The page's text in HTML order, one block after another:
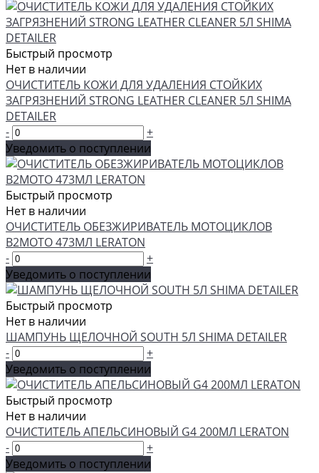
Быстрый просмотр
Нет в наличии
ОЧИСТИТЕЛЬ КОЖИ ДЛЯ УДАЛЕНИЯ СТОЙКИХ
ЗАГРЯЗНЕНИЙ STRONG LEATHER CLEANER 5Л SHIMA
DETAILER
-
+
Уведомить о поступлении
Быстрый просмотр
Нет в наличии
ОЧИСТИТЕЛЬ ОБЕЗЖИРИВАТЕЛЬ МОТОЦИКЛОВ
B2MOTO 473МЛ LERATON
-
+
Уведомить о поступлении
Быстрый просмотр
Нет в наличии
ШАМПУНЬ ЩЕЛОЧНОЙ SOUTH 5Л SHIMA DETAILER
-
+
Уведомить о поступлении
Быстрый просмотр
Нет в наличии
ОЧИСТИТЕЛЬ АПЕЛЬСИНОВЫЙ G4 200МЛ LERATON
-
+
Уведомить о поступлении